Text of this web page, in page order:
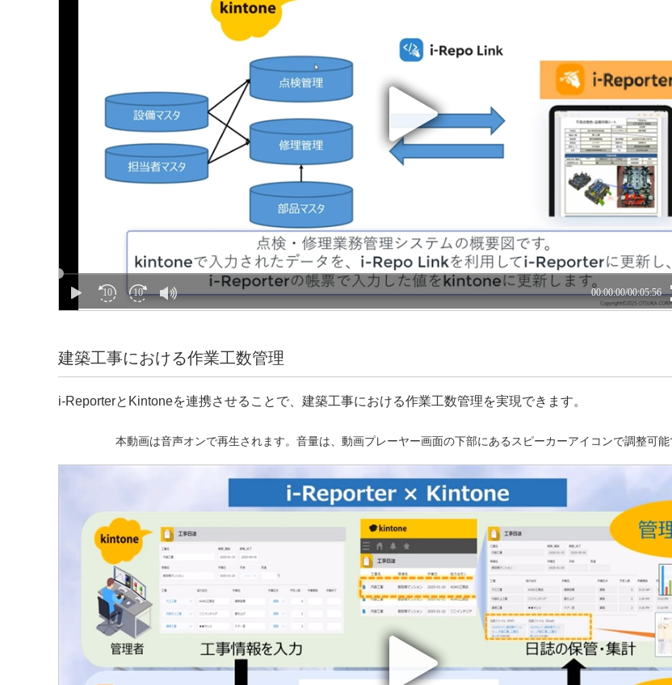
建築工事における作業工数管理
i-ReporterとKintoneを連携させることで、建築工事における作業工数管理を実現できます。
本動画は音声オンで再生されます。音量は、動画プレーヤー画面の下部にあるスピーカーアイコンで調整可能